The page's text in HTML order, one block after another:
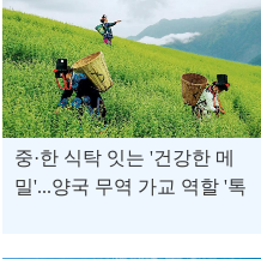
중·한 식탁 잇는 '건강한 메
밀'...양국 무역 가교 역할 '톡